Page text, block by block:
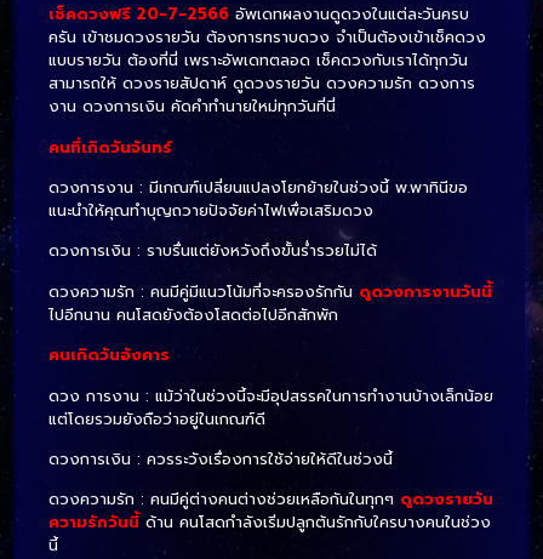
เช็คดวงฟรี 20-7-2566 อัพเดทผลงานดูดวงในแต่ละวันครบ
ครัน เข้าชมดวงรายวัน ต้องการทราบดวง จำเป็นต้องเข้าเช็คดวง
แบบรายวัน ต้องที่นี่ เพราะอัพเดทตลอด เช็คดวงกับเราได้ทุกวัน
สามารถให้ ดวงรายสัปดาห์ ดูดวงรายวัน ดวงความรัก ดวงการ
งาน ดวงการเงิน คัดคำทำนายใหม่ทุกวันที่นี่
คนที่เกิดวันจันทร์
ดวงการงาน : มีเกณฑ์เปลี่ยนแปลงโยกย้ายในช่วงนี้ พ.พาทินีขอ
แนะนำให้คุณทำบุญถวายปัจจัยค่าไฟเพื่อเสริมดวง
ดวงการเงิน : ราบรื่นแต่ยังหวังถึงขั้นร่ำรวยไม่ได้
ดวงความรัก : คนมีคู่มีแนวโน้มที่จะครองรักกัน ดูดวงการงานวันนี้
ไปอีกนาน คนโสดยังต้องโสดต่อไปอีกสักพัก
คนเกิดวันอังคาร
ดวง การงาน : แม้ว่าในช่วงนี้จะมีอุปสรรคในการทำงานบ้างเล็กน้อย
แต่โดยรวมยังถือว่าอยู่ในเกณฑ์ดี
ดวงการเงิน : ควรระวังเรื่องการใช้จ่ายให้ดีในช่วงนี้
ดวงความรัก : คนมีคู่ต่างคนต่างช่วยเหลือกันในทุกๆ ดูดวงรายวัน
ความรักวันนี้ ด้าน คนโสดกำลังเริ่มปลูกต้นรักกับใครบางคนในช่วง
นี้